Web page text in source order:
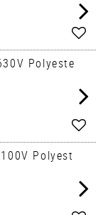
Add
Polyeste
Add
Polyest